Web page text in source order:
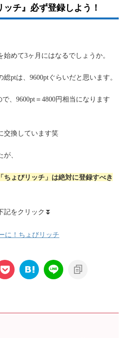
チ』必ず登録しよう！
めて3ヶ月にはなるでしょうか。
ptは、9600ptぐらいだと思います。
、9600pt＝4800円相当になります
交換しています笑
、
「ちょびリッチ」は絶対に登録すべき
記をクリック⏬